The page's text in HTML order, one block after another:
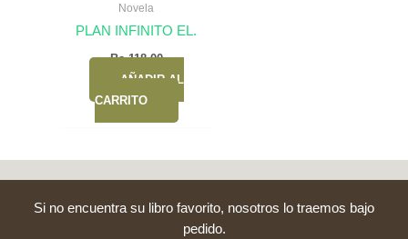
Novela
PLAN INFINITO EL.
Bs.118,00
AÑADIR AL
CARRITO
Si no encuentra su libro favorito, nosotros lo traemos bajo
pedido.